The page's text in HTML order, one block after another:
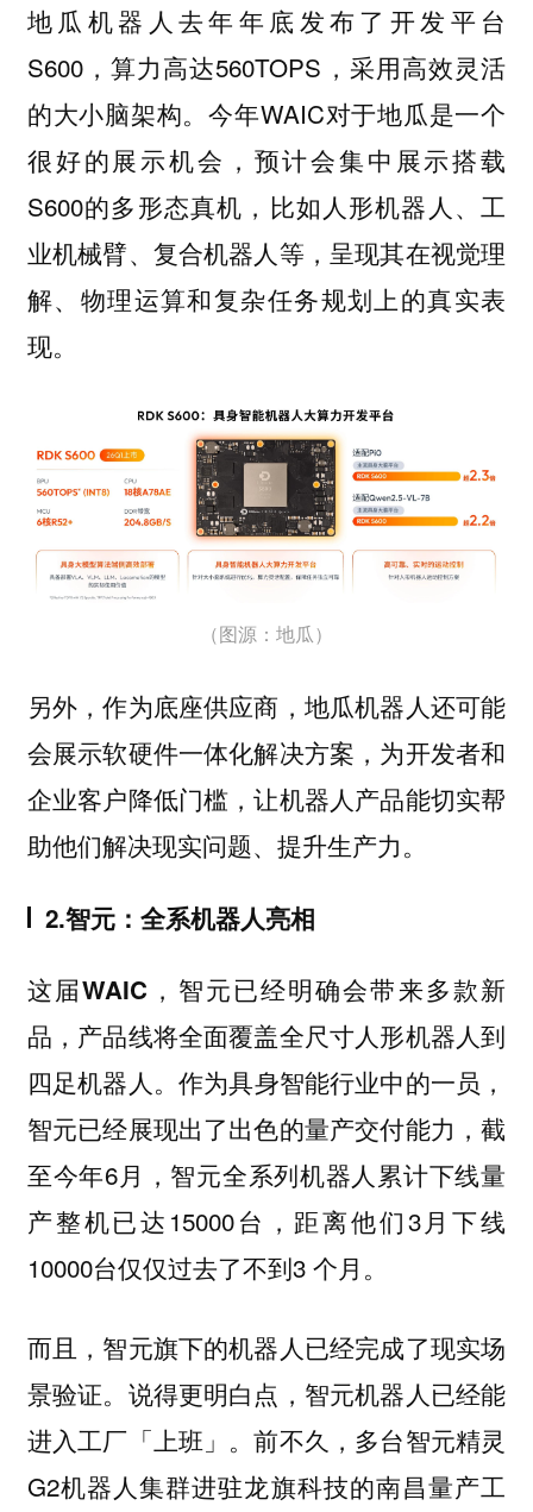
地瓜机器人去年年底发布了开发平台
S600，算力高达560TOPS，采用高效灵活
的大小脑架构。今年WAIC对于地瓜是一个
很好的展示机会，预计会集中展示搭载
S600的多形态真机，比如人形机器人、工
业机械臂、复合机器人等，呈现其在视觉理
解、物理运算和复杂任务规划上的真实表
现。
（图源：地瓜）
另外，作为底座供应商，地瓜机器人还可能
会展示软硬件一体化解决方案，为开发者和
企业客户降低门槛，让机器人产品能切实帮
助他们解决现实问题、提升生产力。
2.智元：全系机器人亮相
这届WAIC，智元已经明确会带来多款新
品，产品线将全面覆盖全尺寸人形机器人到
四足机器人。作为具身智能行业中的一员，
智元已经展现出了出色的量产交付能力，截
至今年6月，智元全系列机器人累计下线量
产整机已达15000台，距离他们3月下线
10000台仅仅过去了不到3 个月。
而且，智元旗下的机器人已经完成了现实场
景验证。说得更明白点，智元机器人已经能
进入工厂「上班」。前不久，多台智元精灵
G2机器人集群进驻龙旗科技的南昌量产工